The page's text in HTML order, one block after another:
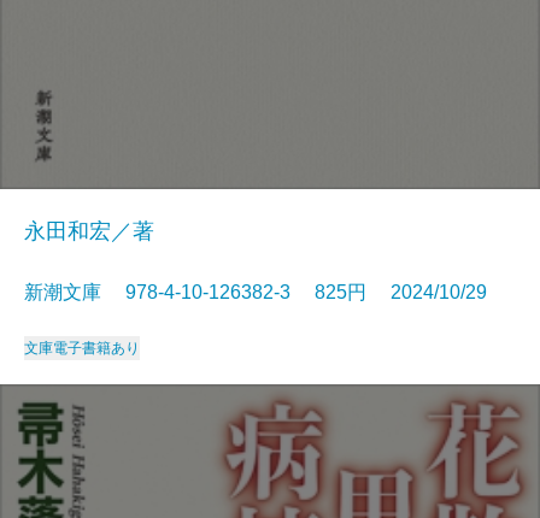
永田和宏／著
新潮文庫 978-4-10-126382-3 825円 2024/10/29
文庫電子書籍あり